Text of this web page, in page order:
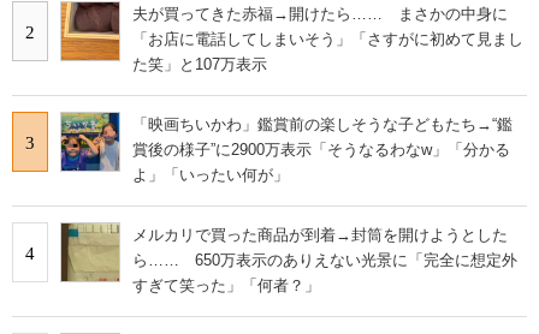
2
夫が買ってきた赤福→開けたら…… まさかの中身に
「お店に電話してしまいそう」「さすがに初めて見まし
た笑」と107万表示
3
「映画ちいかわ」鑑賞前の楽しそうな子どもたち→“鑑
賞後の様子”に2900万表示「そうなるわなw」「分かる
よ」「いったい何が」
4
メルカリで買った商品が到着→封筒を開けようとした
ら…… 650万表示のありえない光景に「完全に想定外
すぎて笑った」「何者？」